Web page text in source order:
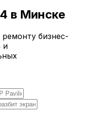
в Минске
бизнес-
и